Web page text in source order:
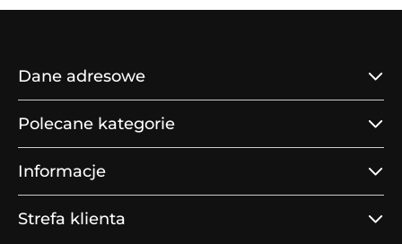
Dane adresowe
Polecane kategorie
Informacje
Strefa klienta